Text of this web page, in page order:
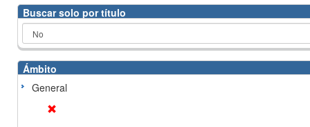
Buscar solo por título
Ámbito
General